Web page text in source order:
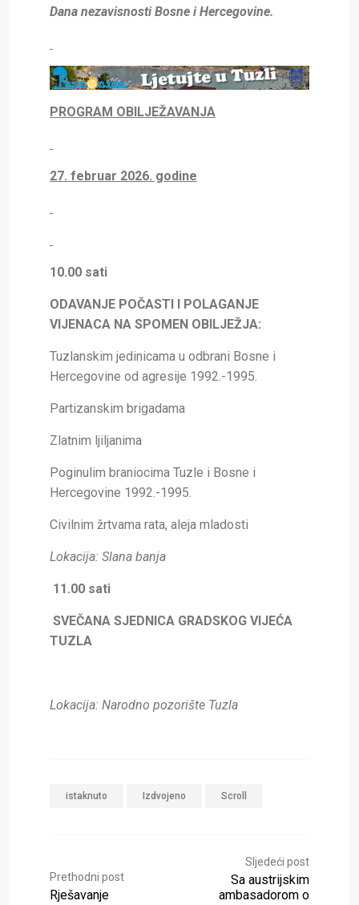
Dana nezavisnosti Bosne i Hercegovine.
PROGRAM OBILJEŽAVANJA
27. februar 2026. godine
10.00 sati
ODAVANJE POČASTI I POLAGANJE
VIJENACA NA SPOMEN OBILJEŽJA:
Tuzlanskim jedinicama u odbrani Bosne i
Hercegovine od agresije 1992.-1995.
Partizanskim brigadama
Zlatnim ljiljanima
Poginulim braniocima Tuzle i Bosne i
Hercegovine 1992.-1995.
Civilnim žrtvama rata, aleja mladosti
Lokacija: Slana banja
11.00 sati
SVEČANA SJEDNICA GRADSKOG VIJEĆA
TUZLA
Lokacija: Narodno pozorište Tuzla
istaknuto Izdvojeno Scroll
Prethodni post
Rješavanje
Sljedeći post
Sa austrijskim
ambasadorom o